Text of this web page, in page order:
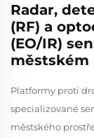
Radar,
(RF) a
(EO/IR)
Platformy proti
specializované
městského